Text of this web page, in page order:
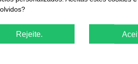
Produto Também
Rejeite.